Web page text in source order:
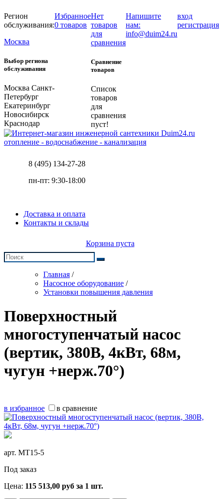
Регион
обслуживания:
Москва
Выбор региона
обслуживания
Москва Санкт-
Петербург
Екатеринбург
Новосибирск
Краснодар
Избранное
0 товаров
Нет
товаров
для
сравнения
Сравнение
товаров
Список
товаров
для
сравнения
пуст!
Напишите
нам:
info@duim24.ru
вход
регистрация
отопление - водоснабжение - канализация
8 (495) 134-27-28
пн-пт: 9:30-18:00
Доставка и оплата
Контакты и склады
Корзина пуста
Главная /
Насосное оборудование /
Установки повышения давления
Поверхностный
многоступенчатый насос
(вертик, 380В, 4кВт, 68м,
чугун +нерж.70°)
в избранное в сравнение
арт. MT15-5
Под заказ
Цена: 115 513,00 руб за 1 шт.